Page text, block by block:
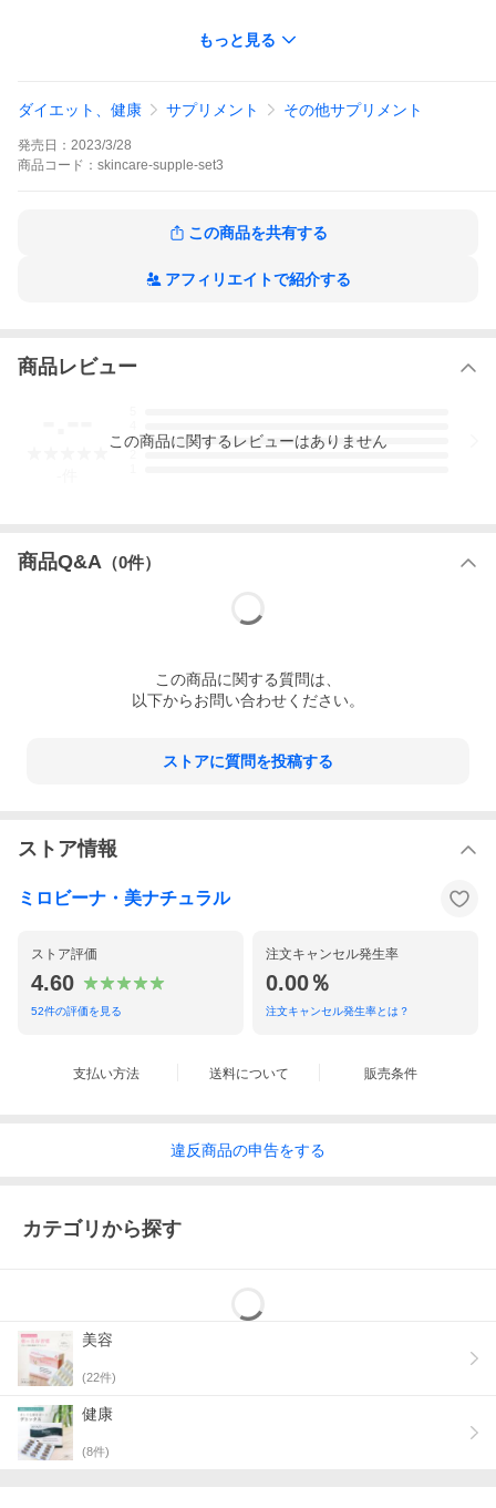
シワ ミネラル 女性 高齢 エイジング レディース 無添加
お得なセットに！
「この組合せ一番いいのよね。」ということで、店長の一押しの
50歳ともなれば、自分に対する自信も失われがち。このセットな
らもう一度あなたを輝かせることができるかも。
● アクティバサプリ ラインナップ
お気軽2点セット
のんこ店長愛用3点セット
美容5点フルセット
その他 目的別セット商品
単品スキングロー（@5,340円）
単品スターター（＠4,050円）
商品詳細
50歳を迎えて自信が急降下・・・：
ィバの美容サプリたち。
50代が求める理想的な組合せ：
は、50代の気になるハリ感をサポートするサプリと、明るさをサ
ポートするサプリに、
て理想的な組合せとなっています。
レディース用、メンズ用と、どちらでもお使いいただけますの
で、ご夫婦一緒に健康的に年を重ねる・・・そんな使い方も素敵
もっと見る
ダイエット、健康 サプリメント その他サプリメント
発売日： 2023/3/28
商品 コード： skincare-supple-set3
この商品を共有する
アフィリエイトで紹介する
商品レビュー
3
この商品に関するレビューはありません
商品Q&A （0件）
この商品に関する質問は、
以下からお問い合わせください。
ストアに質問を投稿する
ストア情報
ミロビーナ・美ナチュラル
ストア評価
4.60
52件の評価を見る
注文キャンセル発生率
0.00％
注文キャンセル発生率とは？
支払い方法 送料について 販売条件
違反商品の申告をする
カテゴリから探す
美容
(22件)
健康
(8件)